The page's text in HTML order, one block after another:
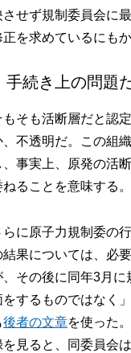
させず規制委員会に
正を求めているにも
手続き上の問題
もそも活断層だと認
、不透明だ。この組
、事実上、原発の活
ねることを意味する
らに原子力規制委の
結果については、必
、その後に同年3月
をするものではなく
後者の文章を使った
を見ると、同委員会